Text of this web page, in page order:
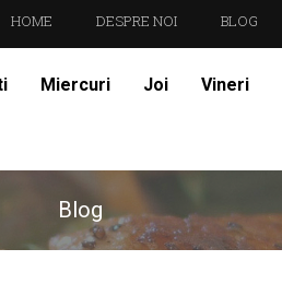
HOME DESPRE NOI BLOG
Miercuri Joi Vineri
Blog